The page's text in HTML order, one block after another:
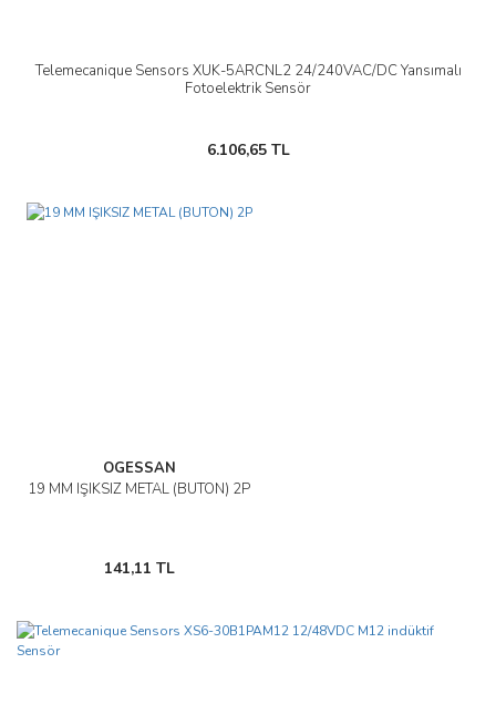
Telemecanique Sensors XUK-5ARCNL2 24/240VAC/DC Yansımalı
Fotoelektrik Sensör
6.106,65 TL
OGESSAN
19 MM IŞIKSIZ METAL (BUTON) 2P
141,11 TL